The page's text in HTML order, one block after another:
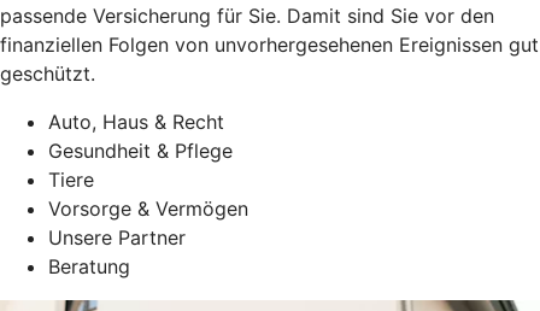
passende Versicherung für Sie. Damit sind Sie vor den
finanziellen Folgen von unvorhergesehenen Ereignissen gut
geschützt.
Auto, Haus & Recht
Gesundheit & Pflege
Tiere
Vorsorge & Vermögen
Unsere Partner
Beratung